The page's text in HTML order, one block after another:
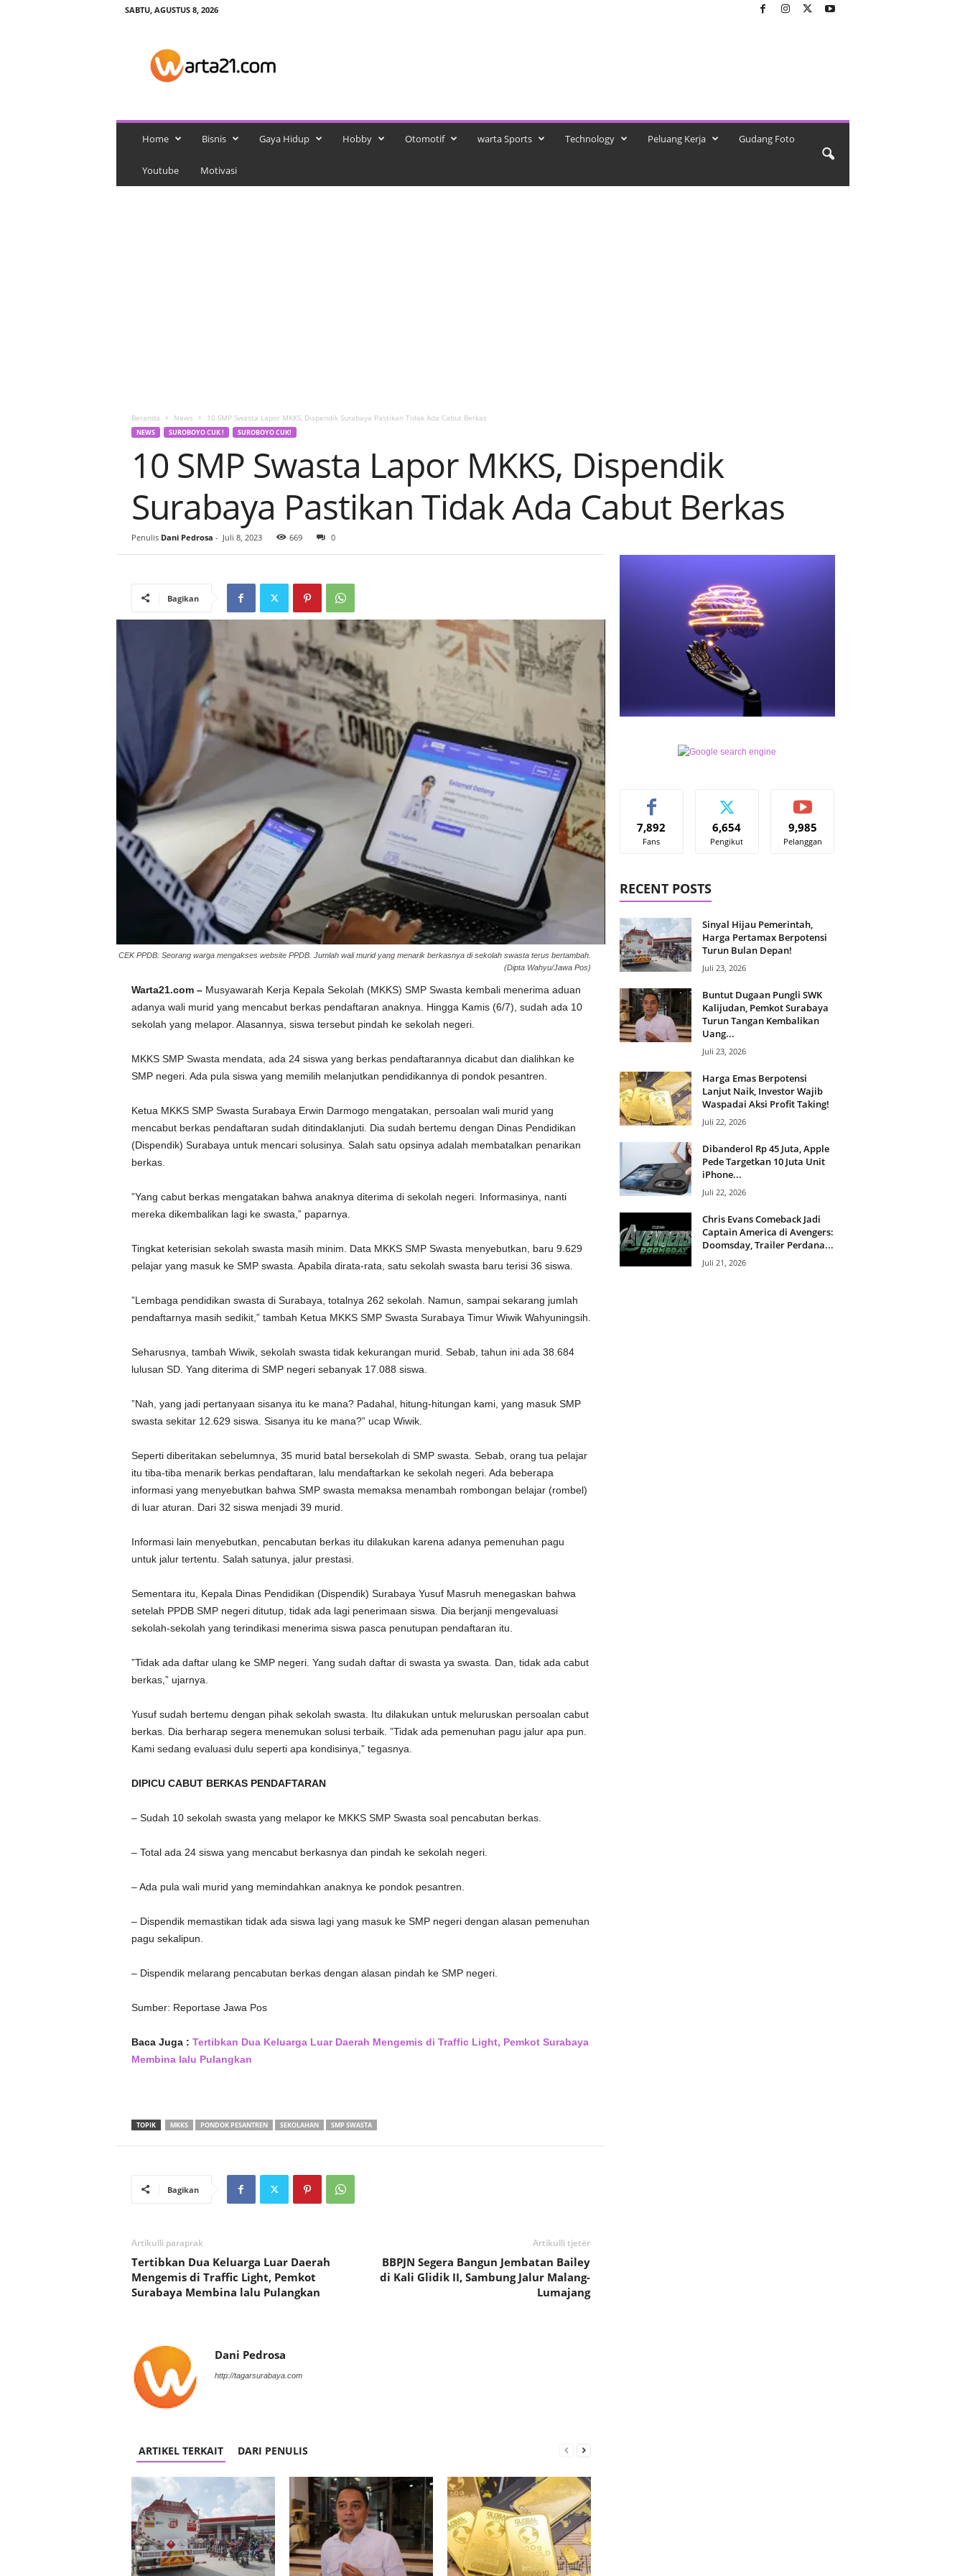
SABTU, AGUSTUS 8, 2026
1
Home Bisnis Gaya Hidup Hobby Otomotif warta Sports Technology Peluang Kerja Gudang Foto
Youtube Motivasi
Beranda News 10 SMP Swasta Lapor MKKS, Dispendik Surabaya Pastikan Tidak Ada Cabut Berkas
NEWS SUROBOYO CUK ! SUROBOYO CUK!
10 SMP Swasta Lapor MKKS, Dispendik
Surabaya Pastikan Tidak Ada Cabut Berkas
Penulis Dani Pedrosa - Juli 8, 2023 669 0
Bagikan
CEK PPDB: Seorang warga mengakses website PPDB. Jumlah wali murid yang menarik berkasnya di sekolah swasta terus bertambah.
(Dipta Wahyu/Jawa Pos)
Warta21.com – Musyawarah Kerja Kepala Sekolah (MKKS) SMP Swasta kembali menerima aduan
adanya wali murid yang mencabut berkas pendaftaran anaknya. Hingga Kamis (6/7), sudah ada 10
sekolah yang melapor. Alasannya, siswa tersebut pindah ke sekolah negeri.
MKKS SMP Swasta mendata, ada 24 siswa yang berkas pendaftarannya dicabut dan dialihkan ke
SMP negeri. Ada pula siswa yang memilih melanjutkan pendidikannya di pondok pesantren.
Ketua MKKS SMP Swasta Surabaya Erwin Darmogo mengatakan, persoalan wali murid yang
mencabut berkas pendaftaran sudah ditindaklanjuti. Dia sudah bertemu dengan Dinas Pendidikan
(Dispendik) Surabaya untuk mencari solusinya. Salah satu opsinya adalah membatalkan penarikan
berkas.
”Yang cabut berkas mengatakan bahwa anaknya diterima di sekolah negeri. Informasinya, nanti
mereka dikembalikan lagi ke swasta,” paparnya.
Tingkat keterisian sekolah swasta masih minim. Data MKKS SMP Swasta menyebutkan, baru 9.629
pelajar yang masuk ke SMP swasta. Apabila dirata-rata, satu sekolah swasta baru terisi 36 siswa.
”Lembaga pendidikan swasta di Surabaya, totalnya 262 sekolah. Namun, sampai sekarang jumlah
pendaftarnya masih sedikit,” tambah Ketua MKKS SMP Swasta Surabaya Timur Wiwik Wahyuningsih.
Seharusnya, tambah Wiwik, sekolah swasta tidak kekurangan murid. Sebab, tahun ini ada 38.684
lulusan SD. Yang diterima di SMP negeri sebanyak 17.088 siswa.
”Nah, yang jadi pertanyaan sisanya itu ke mana? Padahal, hitung-hitungan kami, yang masuk SMP
swasta sekitar 12.629 siswa. Sisanya itu ke mana?” ucap Wiwik.
Seperti diberitakan sebelumnya, 35 murid batal bersekolah di SMP swasta. Sebab, orang tua pelajar
itu tiba-tiba menarik berkas pendaftaran, lalu mendaftarkan ke sekolah negeri. Ada beberapa
informasi yang menyebutkan bahwa SMP swasta memaksa menambah rombongan belajar (rombel)
di luar aturan. Dari 32 siswa menjadi 39 murid.
Informasi lain menyebutkan, pencabutan berkas itu dilakukan karena adanya pemenuhan pagu
untuk jalur tertentu. Salah satunya, jalur prestasi.
Sementara itu, Kepala Dinas Pendidikan (Dispendik) Surabaya Yusuf Masruh menegaskan bahwa
setelah PPDB SMP negeri ditutup, tidak ada lagi penerimaan siswa. Dia berjanji mengevaluasi
sekolah-sekolah yang terindikasi menerima siswa pasca penutupan pendaftaran itu.
”Tidak ada daftar ulang ke SMP negeri. Yang sudah daftar di swasta ya swasta. Dan, tidak ada cabut
berkas,” ujarnya.
Yusuf sudah bertemu dengan pihak sekolah swasta. Itu dilakukan untuk meluruskan persoalan cabut
berkas. Dia berharap segera menemukan solusi terbaik. ”Tidak ada pemenuhan pagu jalur apa pun.
Kami sedang evaluasi dulu seperti apa kondisinya,” tegasnya.
DIPICU CABUT BERKAS PENDAFTARAN
– Sudah 10 sekolah swasta yang melapor ke MKKS SMP Swasta soal pencabutan berkas.
– Total ada 24 siswa yang mencabut berkasnya dan pindah ke sekolah negeri.
– Ada pula wali murid yang memindahkan anaknya ke pondok pesantren.
– Dispendik memastikan tidak ada siswa lagi yang masuk ke SMP negeri dengan alasan pemenuhan
pagu sekalipun.
– Dispendik melarang pencabutan berkas dengan alasan pindah ke SMP negeri.
Sumber: Reportase Jawa Pos
Baca Juga : Tertibkan Dua Keluarga Luar Daerah Mengemis di Traffic Light, Pemkot Surabaya
Membina lalu Pulangkan
TOPIK MKKS PONDOK PESANTREN SEKOLAHAN SMP SWASTA
Bagikan
Artikulli paraprak
Tertibkan Dua Keluarga Luar Daerah
Mengemis di Traffic Light, Pemkot
Surabaya Membina lalu Pulangkan
Artikulli tjetër
BBPJN Segera Bangun Jembatan Bailey
di Kali Glidik II, Sambung Jalur Malang-
Lumajang
Dani Pedrosa
http://tagarsurabaya.com
ARTIKEL TERKAIT DARI PENULIS
7,892
Fans
6,654
Pengikut
9,985
Pelanggan
RECENT POSTS
Sinyal Hijau Pemerintah,
Harga Pertamax Berpotensi
Turun Bulan Depan!
Juli 23, 2026
Buntut Dugaan Pungli SWK
Kalijudan, Pemkot Surabaya
Turun Tangan Kembalikan
Uang...
Juli 23, 2026
Harga Emas Berpotensi
Lanjut Naik, Investor Wajib
Waspadai Aksi Profit Taking!
Juli 22, 2026
Dibanderol Rp 45 Juta, Apple
Pede Targetkan 10 Juta Unit
iPhone...
Juli 22, 2026
Chris Evans Comeback Jadi
Captain America di Avengers:
Doomsday, Trailer Perdana...
Juli 21, 2026